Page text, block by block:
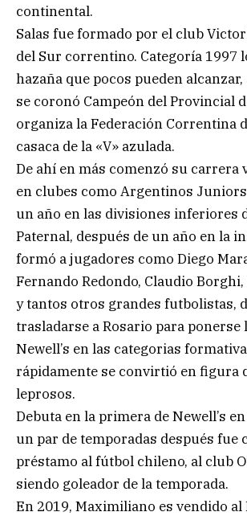
continental.
Salas fue formado por el club
del Sur correntino. Categoría 1997
hazaña que pocos pueden alcanzar,
se coronó Campeón del Provincial
organiza la Federación Correntina
casaca de la «V» azulada.
De ahí en más comenzó su carrera
en clubes como Argentinos
un año en las divisiones inferiores
Paternal, después de un año en la
formó a jugadores como Diego
Fernando Redondo, Claudio
y tantos otros grandes futbolistas,
trasladarse a Rosario para ponerse
Newell’s en las categorias
rápidamente se convirtió en figura
leprosos.
Debuta en la primera de Newell’s
un par de temporadas después fue
préstamo al fútbol chileno, al club
siendo goleador de la temporada.
En 2019, Maximiliano es vendido al